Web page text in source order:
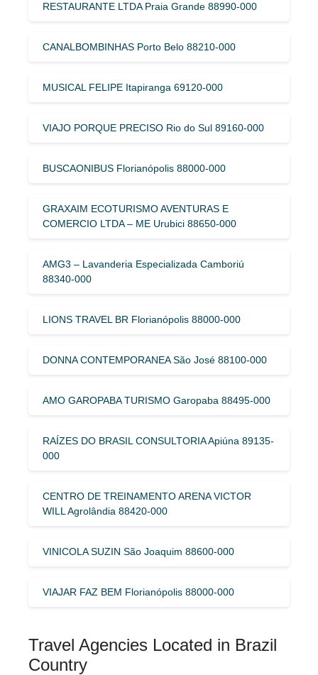
RESTAURANTE LTDA Praia Grande 88990-000
CANALBOMBINHAS Porto Belo 88210-000
MUSICAL FELIPE Itapiranga 69120-000
VIAJO PORQUE PRECISO Rio do Sul 89160-000
BUSCAONIBUS Florianópolis 88000-000
GRAXAIM ECOTURISMO AVENTURAS E
COMERCIO LTDA – ME Urubici 88650-000
AMG3 – Lavanderia Especializada Camboriú
88340-000
LIONS TRAVEL BR Florianópolis 88000-000
DONNA CONTEMPORANEA São José 88100-000
AMO GAROPABA TURISMO Garopaba 88495-000
RAÍZES DO BRASIL CONSULTORIA Apiúna 89135-
000
CENTRO DE TREINAMENTO ARENA VICTOR
WILL Agrolândia 88420-000
VINICOLA SUZIN São Joaquim 88600-000
VIAJAR FAZ BEM Florianópolis 88000-000
Travel Agencies Located in Brazil
Country